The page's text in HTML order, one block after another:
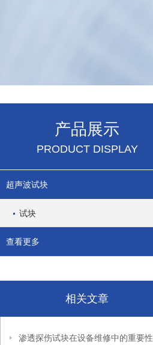
产品展示
PRODUCT DISPLAY
超声波试块
试块
查看更多
相关文章
渗透探伤试块在设备维修中的重要性